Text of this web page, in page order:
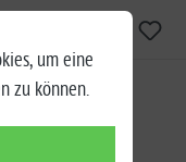
um eine
zu können.